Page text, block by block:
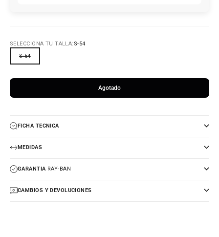
SELECCIONA TU TALLA: S-54
S-54
Agotado
FICHA TECNICA
MEDIDAS
GARANTIARAY-BAN
CAMBIOS Y DEVOLUCIONES